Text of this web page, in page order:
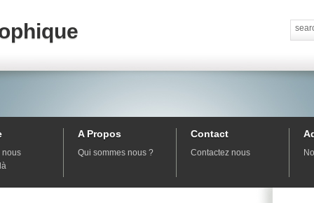
nous
A Propos
Qui sommes nous ?
Contact
Contactez nous